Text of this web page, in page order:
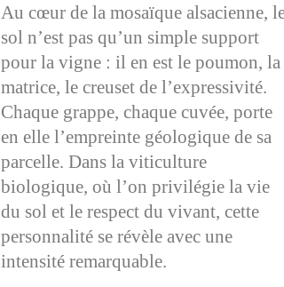
Au cœur de la mosaïque alsacienne,
sol n’est pas qu’un simple support
pour la vigne : il en est le poumon, la
matrice, le creuset de l’expressivité.
Chaque grappe, chaque cuvée, porte
en elle l’empreinte géologique de sa
parcelle. Dans la viticulture
biologique, où l’on privilégie la vie
du sol et le respect du vivant, cette
personnalité se révèle avec une
intensité remarquable.